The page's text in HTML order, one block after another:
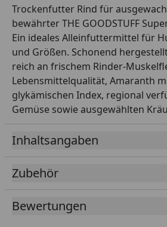
Trockenfutter Rind für
bewährter THE GOODSTUFF
Ein ideales Alleinfuttermittel für
und Größen. Schonend
reich an frischem Rinder-
Lebensmittelqualität, Amaranth
glykämischen Index, regional
Gemüse sowie ausgewählten
Inhaltsangaben
Zubehör
Bewertungen